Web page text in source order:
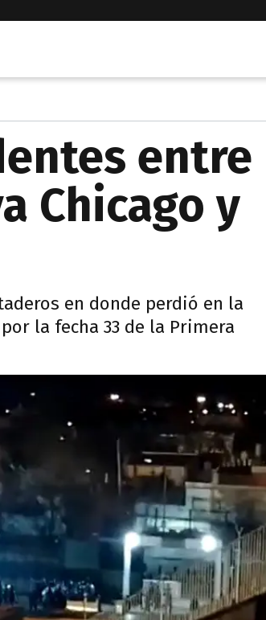
entre
Chicago y
en donde perdió en la
la fecha 33 de la Primera